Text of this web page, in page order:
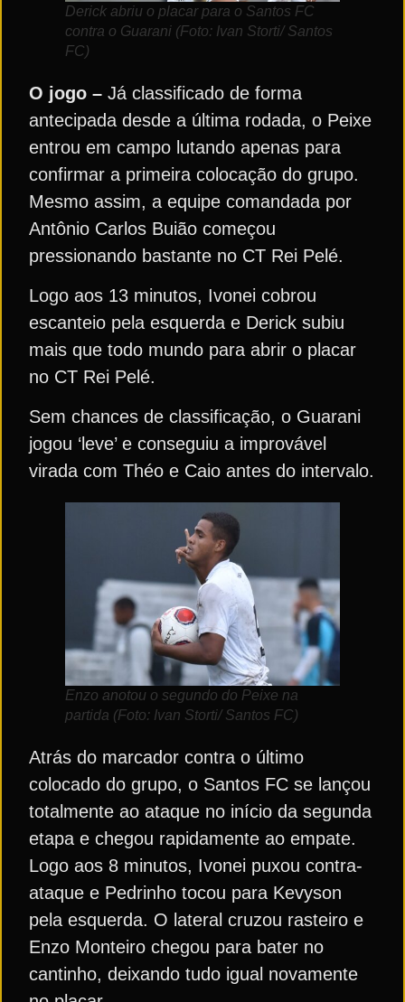
Derick abriu o placar para o Santos FC
contra o Guarani (Foto: Ivan Storti/ Santos
FC)
O jogo – Já classificado de forma
antecipada desde a última rodada, o Peixe
entrou em campo lutando apenas para
confirmar a primeira colocação do grupo.
Mesmo assim, a equipe comandada por
Antônio Carlos Buião começou
pressionando bastante no CT Rei Pelé.
Logo aos 13 minutos, Ivonei cobrou
escanteio pela esquerda e Derick subiu
mais que todo mundo para abrir o placar
no CT Rei Pelé.
Sem chances de classificação, o Guarani
jogou ‘leve’ e conseguiu a improvável
virada com Théo e Caio antes do intervalo.
Enzo anotou o segundo do Peixe na
partida (Foto: Ivan Storti/ Santos FC)
Atrás do marcador contra o último
colocado do grupo, o Santos FC se lançou
totalmente ao ataque no início da segunda
etapa e chegou rapidamente ao empate.
Logo aos 8 minutos, Ivonei puxou contra-
ataque e Pedrinho tocou para Kevyson
pela esquerda. O lateral cruzou rasteiro e
Enzo Monteiro chegou para bater no
cantinho, deixando tudo igual novamente